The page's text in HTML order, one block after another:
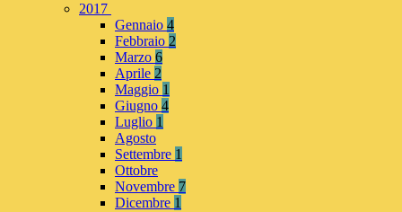
2017
Gennaio 4
Febbraio 2
Marzo 6
Aprile 2
Maggio 1
Giugno 4
Luglio 1
Agosto
Settembre 1
Ottobre
Novembre 7
Dicembre 1